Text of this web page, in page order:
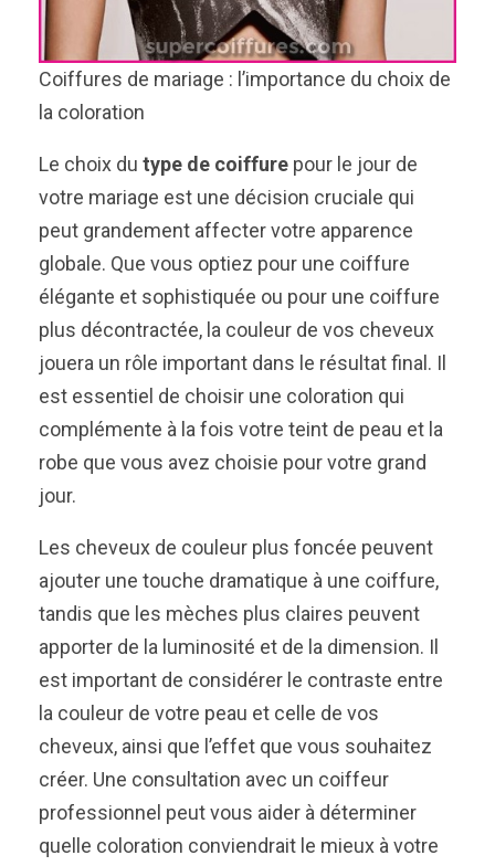
Coiffures de mariage : l’importance du choix de
la coloration
Le choix du type de coiffure pour le jour de
votre mariage est une décision cruciale qui
peut grandement affecter votre apparence
globale. Que vous optiez pour une coiffure
élégante et sophistiquée ou pour une coiffure
plus décontractée, la couleur de vos cheveux
jouera un rôle important dans le résultat final. Il
est essentiel de choisir une coloration qui
complémente à la fois votre teint de peau et la
robe que vous avez choisie pour votre grand
jour.
Les cheveux de couleur plus foncée peuvent
ajouter une touche dramatique à une coiffure,
tandis que les mèches plus claires peuvent
apporter de la luminosité et de la dimension. Il
est important de considérer le contraste entre
la couleur de votre peau et celle de vos
cheveux, ainsi que l’effet que vous souhaitez
créer. Une consultation avec un coiffeur
professionnel peut vous aider à déterminer
quelle coloration conviendrait le mieux à votre